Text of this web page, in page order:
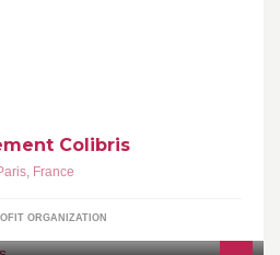
Colibris
, France
ORGANIZATION